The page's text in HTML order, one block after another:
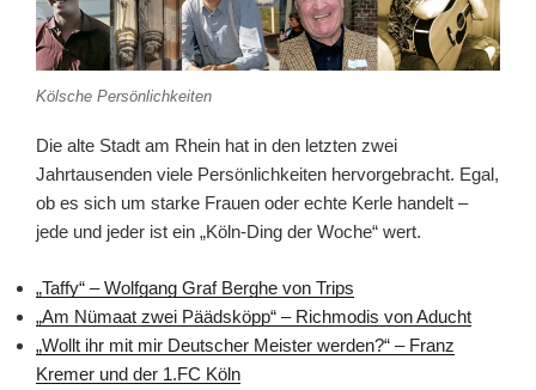
Kölsche Persönlichkeiten
Die alte Stadt am Rhein hat in den letzten zwei
Jahrtausenden viele Persönlichkeiten hervorgebracht. Egal,
ob es sich um starke Frauen oder echte Kerle handelt –
jede und jeder ist ein „Köln-Ding der Woche“ wert.
„Taffy“ – Wolfgang Graf Berghe von Trips
„Am Nümaat zwei Päädsköpp“ – Richmodis von Aducht
„Wollt ihr mit mir Deutscher Meister werden?“ – Franz
Kremer und der 1.FC Köln